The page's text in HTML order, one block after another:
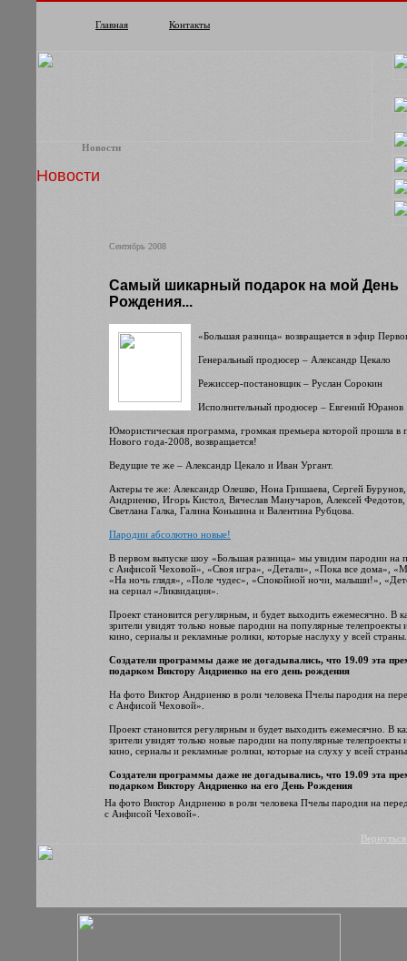
Главная Контакты
Новости
Новости
Сентябрь 2008
Самый шикарный подарок на мой День
Рождения...
«Большая разница» возвращается в эфир
Генеральный продюсер – Александр Цекало
Режиссер-постановщик – Руслан Сорокин
Исполнительный продюсер – Евгений Юранов
Юмористическая программа, громкая премьера которой прошла в
Нового года-2008, возвращается!
Ведущие те же – Александр Цекало и Иван Ургант.
Актеры те же: Александр Олешко, Нона Гришаева, Сергей
Андриенко, Игорь Кистол, Вячеслав Манучаров, Алексей
Светлана Галка, Галина Коньшина и Валентина Рубцова.
Пародии абсолютно новые!
В первом выпуске шоу «Большая разница» мы увидим пародии на
с Анфисой Чеховой», «Своя игра», «Детали», «Пока все дома»,
«На ночь глядя», «Поле чудес», «Спокойной ночи, малыши!»,
на сериал «Ликвидация».
Проект становится регулярным, и будет выходить ежемесячно. В
зрители увидят только новые пародии на популярные телепроекты
кино, сериалы и рекламные ролики, которые наслуху у всей страны.
Создатели программы даже не догадывались, что 19.09 эта
подарком Виктору Андриенко на его день рождения
На фото Виктор Андриенко в роли человека Пчелы пародия на
с Анфисой Чеховой».
Проект становится регулярным и будет выходить ежемесячно. В
зрители увидят только новые пародии на популярные телепроекты
кино, сериалы и рекламные ролики, которые на слуху у всей
Создатели программы даже не догадывались, что 19.09 эта
подарком Виктору Андриенко на его День Рождения
На фото Виктор Андриенко в роли человека Пчелы пародия на
с Анфисой Чеховой».